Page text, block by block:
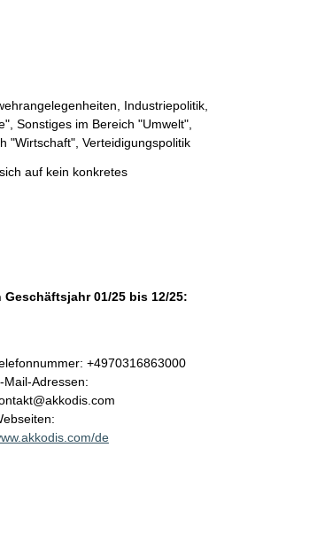
Industriepolitik,
Sonstiges im Bereich "Umwelt",
"Wirtschaft", Verteidigungspolitik
auf kein konkretes
01/25 bis 12/25:
+4970316863000
Mail-Adressen:
de